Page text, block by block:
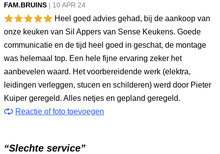
FAM.BRUINS | 10 APR 24
Heel goed advies gehad, bij de aankoop van
onze keuken van Sil Appers van Sense Keukens. Goede
communicatie en de tijd heel goed in geschat, de montage
was helemaal top. Een hele fijne ervaring zeker het
aanbevelen waard. Het voorbereidende werk (elektra,
leidingen verleggen, stucen en schilderen) werd door Pieter
Kuiper geregeld. Alles netjes en gepland geregeld.
Reactie of foto toevoegen
“Slechte service”